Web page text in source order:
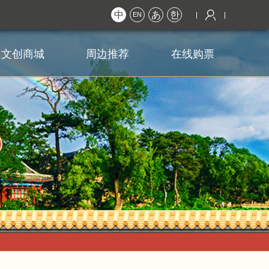
中 EN あ 한
文创商城 周边推荐 在线购票